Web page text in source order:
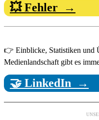
💥 Fehler →
👉 Einblicke, Statistiken und
Medienlandschaft gibt es
🤝 LinkedIn →